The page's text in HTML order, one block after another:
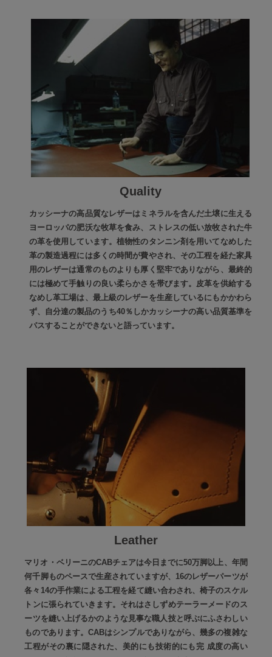
Quality
カッシーナの高品質なレザーはミネラルを含んだ土壌に生える
ヨーロッパの肥沃な牧草を食み、ストレスの低い放牧された牛
の革を使用しています。植物性のタンニン剤を用いてなめした
革の製造過程には多くの時間が費やされ、その工程を経た家具
用のレザーは通常のものよりも厚く堅牢でありながら、最終的
には極めて手触りの良い柔らかさを帯びます。皮革を供給する
なめし革工場は、最上級のレザーを生産しているにもかかわら
ず、自分達の製品のうち40％しかカッシーナの高い品質基準を
パスすることができないと語っています。
Leather
マリオ・ベリーニのCABチェアは今日までに50万脚以上、年間
何千脚ものペースで生産されていますが、16のレザーパーツが
各々14の手作業による工程を経て縫い合わされ、椅子のスケル
トンに張られていきます。それはさしずめテーラーメードのス
ーツを縫い上げるかのような見事な職人技と呼ぶにふさわしい
ものであります。CABはシンプルでありながら、幾多の複雑な
工程がその裏に隠された、美的にも技術的にも完 成度の高い